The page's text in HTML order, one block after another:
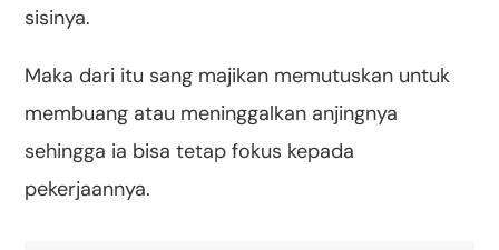
sisinya.
Maka dari itu sang majikan memutuskan untuk
membuang atau meninggalkan anjingnya
sehingga ia bisa tetap fokus kepada
pekerjaannya.